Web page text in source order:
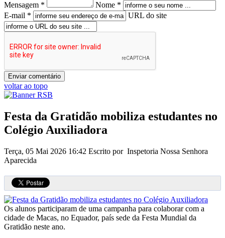
Mensagem *
Nome *
E-mail *
URL do site
voltar ao topo
Festa da Gratidão mobiliza estudantes no
Colégio Auxiliadora
Terça, 05 Mai 2026 16:42 Escrito por Inspetoria Nossa Senhora
Aparecida
Os alunos participaram de uma campanha para colaborar com a
cidade de Macas, no Equador, país sede da Festa Mundial da
Gratidão neste ano.